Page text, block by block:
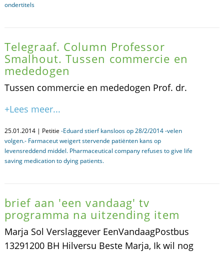
ondertitels
Telegraaf. Column Professor
Smalhout. Tussen commercie en
mededogen
Tussen commercie en mededogen Prof. dr.
+Lees meer...
25.01.2014 | Petitie -Eduard stierf kansloos op 28/2/2014 -velen
volgen.- Farmaceut weigert stervende patiënten kans op
levensreddend middel. Pharmaceutical company refuses to give life
saving medication to dying patients.
brief aan 'een vandaag' tv
programma na uitzending item
Marja Sol Verslaggever EenVandaagPostbus
13291200 BH Hilversu Beste Marja, Ik wil nog